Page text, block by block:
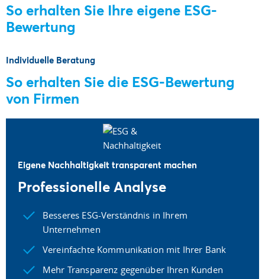
So erhalten Sie Ihre eigene ESG-
Bewertung
Individuelle Beratung
So erhalten Sie die ESG-Bewertung
von Firmen
Eigene Nachhaltigkeit transparent machen
Professionelle Analyse
Besseres ESG-Verständnis in Ihrem
Unternehmen
Vereinfachte Kommunikation mit Ihrer Bank
Mehr Transparenz gegenüber Ihren Kunden